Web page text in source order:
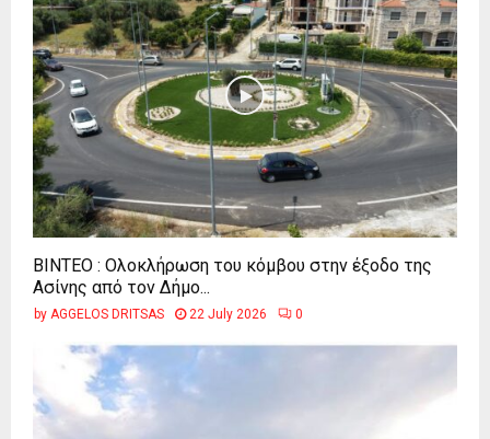
ΒΙΝΤΕΟ : Ολοκλήρωση του κόμβου στην έξοδο της
Ασίνης από τον Δήμο...
by AGGELOS DRITSAS 22 July 2026 0